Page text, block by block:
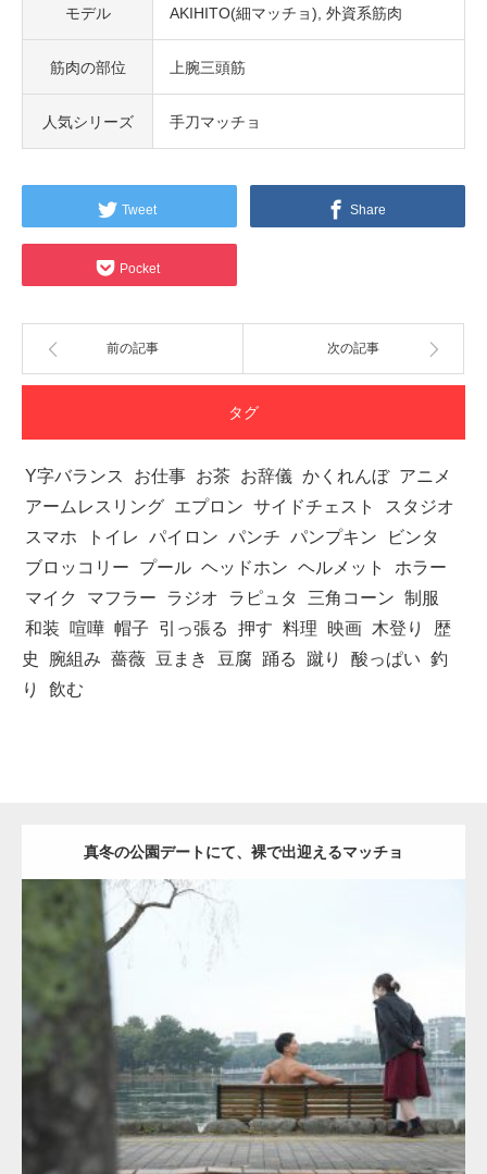
モデル AKIHITO(細マッチョ) 外資系筋肉
筋肉の部位 上腕三頭筋
人気シリーズ 手刀マッチョ
Tweet Share
Pocket
前の記事 次の記事
タグ
Y字バランス お仕事 お茶 お辞儀 かくれんぼ アニメ
アームレスリング エプロン サイドチェスト
スタジオ
スマホ
トイレ パイロン パンチ パンプキン
ビンタ
ブロッコリー
プール ヘッドホン ヘルメット
ホラー
マイク
マフラー ラジオ ラピュタ 三角コーン 制服
和装
喧嘩 帽子 引っ張る 押す 料理 映画 木登り
歴
史
腕組み 薔薇 豆まき 豆腐 踊る 蹴り 酸っぱい 釣
り
飲む
真冬の公園デートにて、裸で出迎えるマッチョ
公園のマッチョ AKIHITO(細マッチョ) 背中
ダウンロード